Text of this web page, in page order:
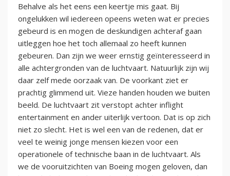
Behalve als het eens een keertje mis gaat. Bij
ongelukken wil iedereen opeens weten wat er precies
gebeurd is en mogen de deskundigen achteraf gaan
uitleggen hoe het toch allemaal zo heeft kunnen
gebeuren. Dan zijn we weer ernstig geïnteresseerd in
alle achtergronden van de luchtvaart. Natuurlijk zijn wij
daar zelf mede oorzaak van. De voorkant ziet er
prachtig glimmend uit. Vieze handen houden we buiten
beeld. De luchtvaart zit verstopt achter inflight
entertainment en ander uiterlijk vertoon. Dat is op zich
niet zo slecht. Het is wel een van de redenen, dat er
veel te weinig jonge mensen kiezen voor een
operationele of technische baan in de luchtvaart. Als
we de vooruitzichten van Boeing mogen geloven, dan